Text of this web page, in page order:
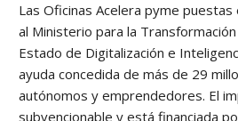
Las Oficinas Acelera pyme
al Ministerio para la
Estado de Digitalización e
ayuda concedida de más de 29
autónomos y emprendedores. El
subvencionable y está financiada